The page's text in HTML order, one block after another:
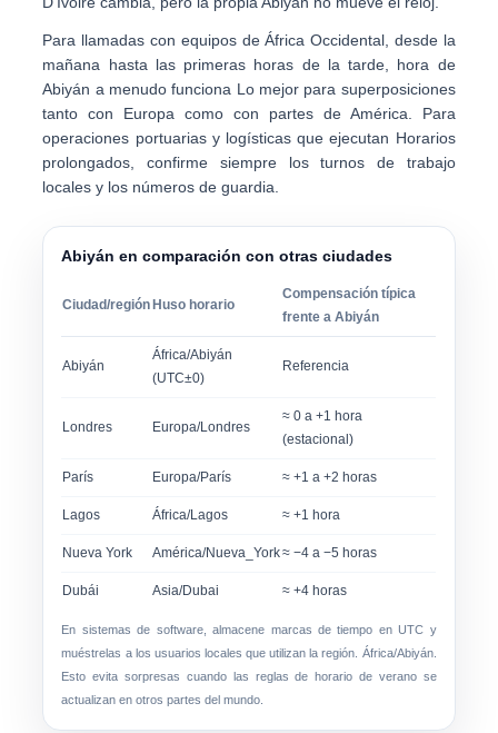
Para llamadas con equipos de África Occidental, desde la
mañana hasta las primeras horas de la tarde, hora de
Abiyán a menudo funciona Lo mejor para superposiciones
tanto con Europa como con partes de América. Para
operaciones portuarias y logísticas que ejecutan Horarios
prolongados, confirme siempre los turnos de trabajo
locales y los números de guardia.
Abiyán en comparación con otras ciudades
Ciudad/región Huso horario
Compensación típica
frente a Abiyán
Abiyán
África/Abiyán
(UTC±0)
Referencia
Londres Europa/Londres
≈ 0 a +1 hora
(estacional)
París Europa/París ≈ +1 a +2 horas
Lagos África/Lagos ≈ +1 hora
Nueva York América/Nueva_York≈ −4 a −5 horas
Dubái Asia/Dubai ≈ +4 horas
En sistemas de software, almacene marcas de tiempo en UTC y
muéstrelas a los usuarios locales que utilizan la región. África/Abiyán.
Esto evita sorpresas cuando las reglas de horario de verano se
actualizan en otros partes del mundo.